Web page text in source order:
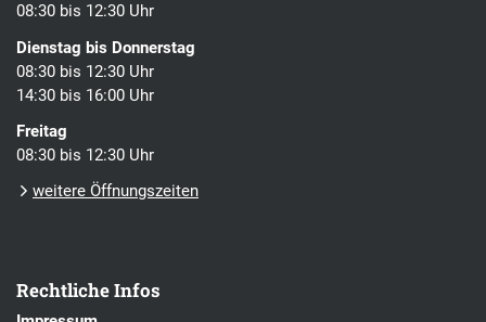
08:30 bis 12:30 Uhr
Dienstag bis Donnerstag
08:30 bis 12:30 Uhr
14:30 bis 16:00 Uhr
Freitag
08:30 bis 12:30 Uhr
weitere Öffnungszeiten
Rechtliche Infos